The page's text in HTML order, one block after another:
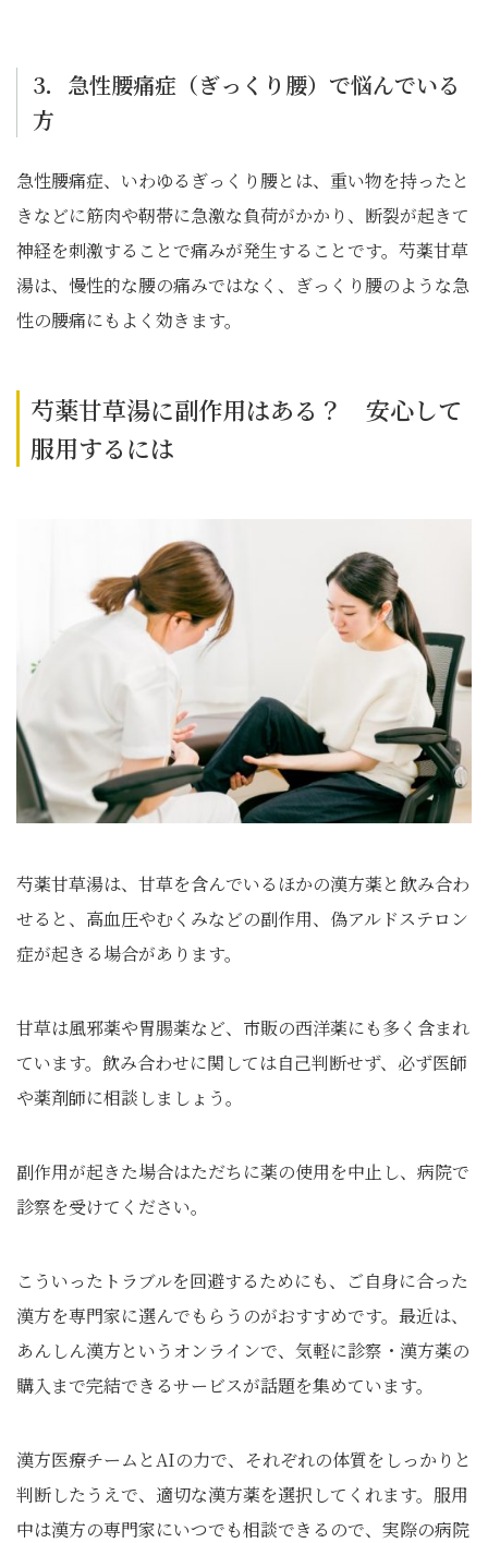
3．急性腰痛症（ぎっくり腰）で悩んでいる
方
急性腰痛症、いわゆるぎっくり腰とは、重い物を持ったと
きなどに筋肉や靭帯に急激な負荷がかかり、断裂が起きて
神経を刺激することで痛みが発生することです。芍薬甘草
湯は、慢性的な腰の痛みではなく、ぎっくり腰のような急
性の腰痛にもよく効きます。
芍薬甘草湯に副作用はある？ 安心して
服用するには
芍薬甘草湯は、甘草を含んでいるほかの漢方薬と飲み合わ
せると、高血圧やむくみなどの副作用、偽アルドステロン
症が起きる場合があります。
甘草は風邪薬や胃腸薬など、市販の西洋薬にも多く含まれ
ています。飲み合わせに関しては自己判断せず、必ず医師
や薬剤師に相談しましょう。
副作用が起きた場合はただちに薬の使用を中止し、病院で
診察を受けてください。
こういったトラブルを回避するためにも、ご自身に合った
漢方を専門家に選んでもらうのがおすすめです。最近は、
あんしん漢方というオンラインで、気軽に診察・漢方薬の
購入まで完結できるサービスが話題を集めています。
漢方医療チームとAIの力で、それぞれの体質をしっかりと
判断したうえで、適切な漢方薬を選択してくれます。服用
中は漢方の専門家にいつでも相談できるので、実際の病院